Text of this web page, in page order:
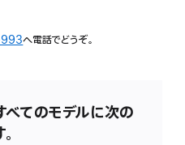
へ電話でどうぞ。
てのモデルに次の